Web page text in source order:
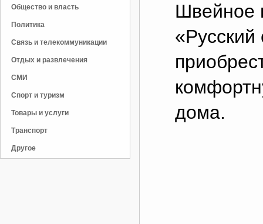
Общество и власть
Политика
Связь и телекоммуникации
Отдых и развлечения
СМИ
Спорт и туризм
Товары и услуги
Транспорт
Другое
Швейное
«Русский
дома.